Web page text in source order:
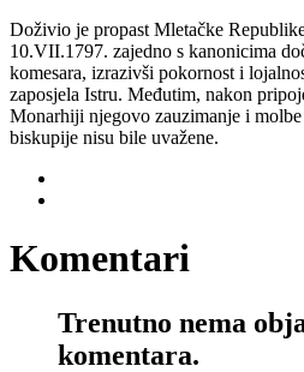
Doživio je propast Mletačke
10.VII.1797. zajedno s kanonicima
komesara, izrazivši pokornost i
zaposjela Istru. Međutim, nakon
Monarhiji njegovo zauzimanje i
biskupije nisu bile uvažene.
Komentari
Trenutno nema
komentara.